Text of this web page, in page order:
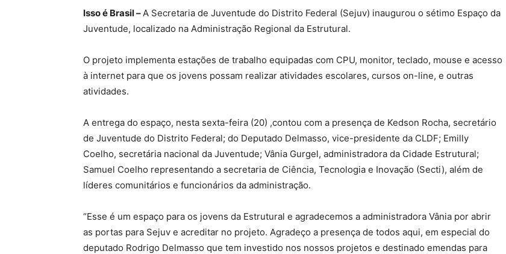
Isso é Brasil –A Secretaria de Juventude do Distrito Federal (Sejuv) inaugurou o sétimo Espaço da
Juventude, localizado na Administração Regional da Estrutural.
O projeto implementa estações de trabalho equipadas com CPU, monitor, teclado, mouse e acesso
à internet para que os jovens possam realizar atividades escolares, cursos on-line, e outras
atividades.
A entrega do espaço, nesta sexta-feira (20) ,contou com a presença de Kedson Rocha, secretário
de Juventude do Distrito Federal; do Deputado Delmasso, vice-presidente da CLDF; Emilly
Coelho, secretária nacional da Juventude; Vânia Gurgel, administradora da Cidade Estrutural;
Samuel Coelho representando a secretaria de Ciência, Tecnologia e Inovação (Secti), além de
líderes comunitários e funcionários da administração.
“Esse é um espaço para os jovens da Estrutural e agradecemos a administradora Vânia por abrir
as portas para Sejuv e acreditar no projeto. Agradeço a presença de todos aqui, em especial do
deputado Rodrigo Delmasso que tem investido nos nossos projetos e destinado emendas para